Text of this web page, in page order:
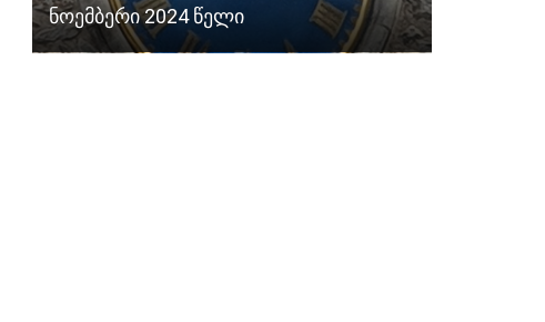
ნოემბერი 2024 წელი